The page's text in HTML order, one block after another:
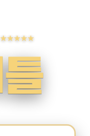
★★★★★